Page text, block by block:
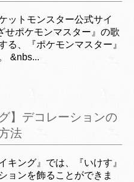
ットモンスター公式サイ
せポケモンマスター』の歌
る、『ポケモンマスター』
&nbs...
】デコレーションの
法
キング』では、『いけす』
ョンを飾ることができま